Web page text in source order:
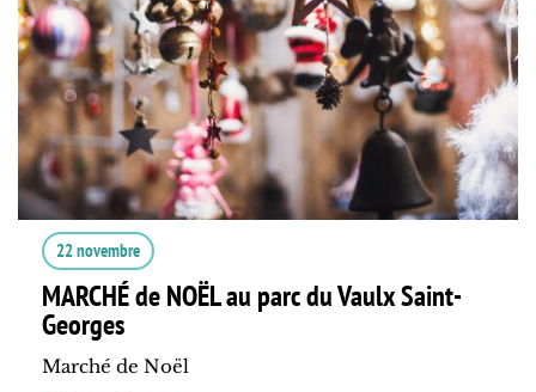
22 novembre
MARCHÉ de NOËL au parc du Vaulx Saint-
Georges
Marché de Noël